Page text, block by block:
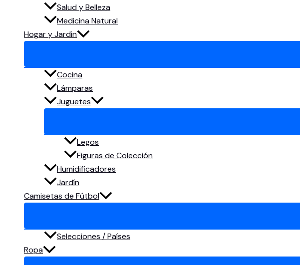
Salud y Belleza
Medicina Natural
Hogar y Jardin
Cocina
Lámparas
Juguetes
Legos
Figuras de Colección
Humidificadores
Jardín
Camisetas de Fútbol
Selecciones / Países
Ropa